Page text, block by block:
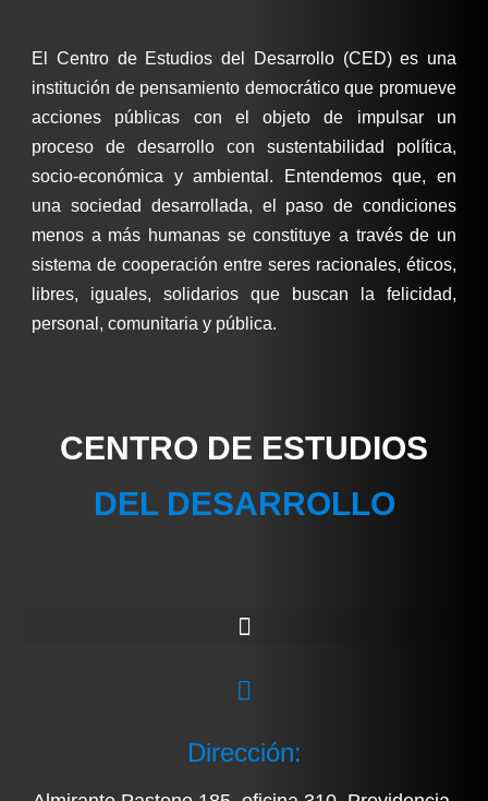
El Centro de Estudios del Desarrollo (CED) es una
institución de pensamiento democrático que promueve
acciones públicas con el objeto de impulsar un
proceso de desarrollo con sustentabilidad política,
socio-económica y ambiental. Entendemos que, en
una sociedad desarrollada, el paso de condiciones
menos a más humanas se constituye a través de un
sistema de cooperación entre seres racionales, éticos,
libres, iguales, solidarios que buscan la felicidad,
personal, comunitaria y pública.
CENTRO DE ESTUDIOS
DEL DESARROLLO
Dirección: